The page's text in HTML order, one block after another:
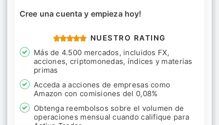
Cree una cuenta y empieza hoy!
NUESTRO RATING
Más de 4.500 mercados, incluidos FX,
acciones, criptomonedas, índices y materias
primas
Acceda a acciones de empresas como
Amazon con comisiones del 0,08%
Obtenga reembolsos sobre el volumen de
operaciones mensual cuando califique para